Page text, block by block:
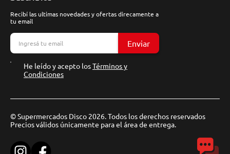
Recibí las ultimas novedades y ofertas direcamente a
tu email
Enviar
He leído y acepto losTérminos y
Condiciones
© Supermercados Disco 2026. Todos los derechos reservados
Precios válidos únicamente para el área de entrega.